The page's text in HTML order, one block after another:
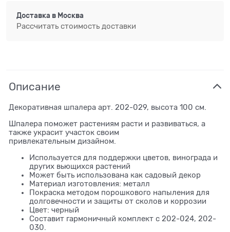
Доставка в Москва
Рассчитать стоимость доставки
Описание
Декоративная шпалера арт. 202-029, высота 100 см.
Шпалера поможет растениям расти и развиваться, а
также украсит участок своим
привлекательным дизайном.
Используется для поддержки цветов, винограда и
других вьющихся растений
Может быть использована как садовый декор
Материал изготовления: металл
Покраска методом порошкового напыления для
долговечности и защиты от сколов и коррозии
Цвет: черный
Составит гармоничный комплект с 202-024, 202-
030.